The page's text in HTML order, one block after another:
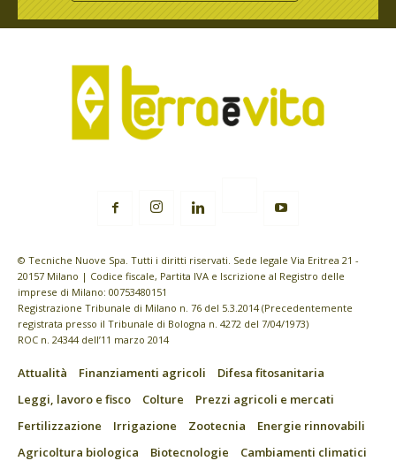
© Tecniche Nuove Spa. Tutti i diritti riservati. Sede legale Via Eritrea 21 -
20157 Milano | Codice fiscale, Partita IVA e Iscrizione al Registro delle
imprese di Milano: 00753480151
Registrazione Tribunale di Milano n. 76 del 5.3.2014 (Precedentemente
registrata presso il Tribunale di Bologna n. 4272 del 7/04/1973)
ROC n. 24344 dell’11 marzo 2014
Attualità Finanziamenti agricoli
Difesa fitosanitaria
Leggi, lavoro e fisco
Colture
Prezzi agricoli e mercati
Fertilizzazione
Irrigazione Zootecnia
Energie rinnovabili
Agricoltura biologica
Biotecnologie
Cambiamenti climatici